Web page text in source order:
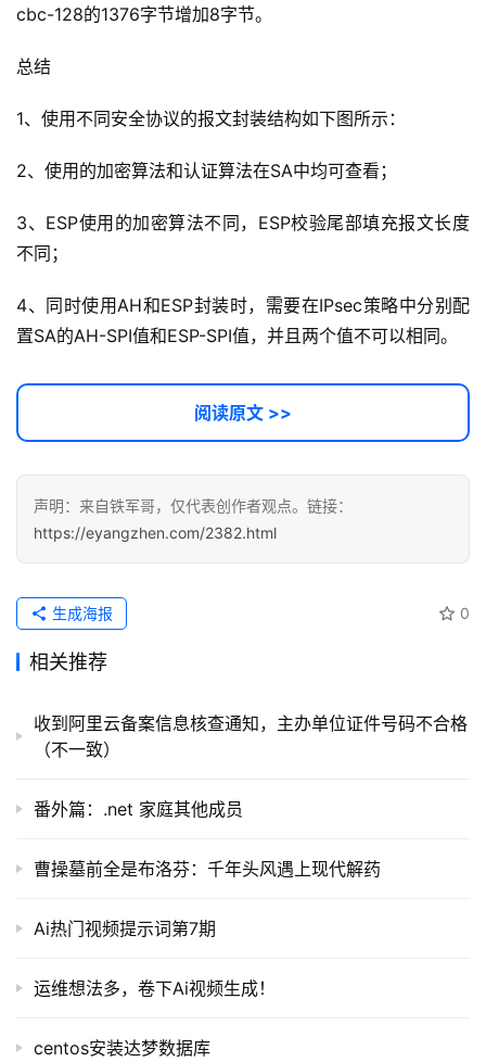
cbc-128的1376字节增加8字节。
总结
1、使用不同安全协议的报文封装结构如下图所示：
2、使用的加密算法和认证算法在SA中均可查看；
3、ESP使用的加密算法不同，ESP校验尾部填充报文长度
不同；
4、同时使用AH和ESP封装时，需要在IPsec策略中分别配
置SA的AH-SPI值和ESP-SPI值，并且两个值不可以相同。
阅读原文 >>
声明：来自铁军哥，仅代表创作者观点。链接：
https://eyangzhen.com/2382.html
0
生成海报
相关推荐
收到阿里云备案信息核查通知，主办单位证件号码不合格
（不一致）
番外篇：.net 家庭其他成员
曹操墓前全是布洛芬：千年头风遇上现代解药
Ai热门视频提示词第7期
运维想法多，卷下Ai视频生成！
centos安装达梦数据库